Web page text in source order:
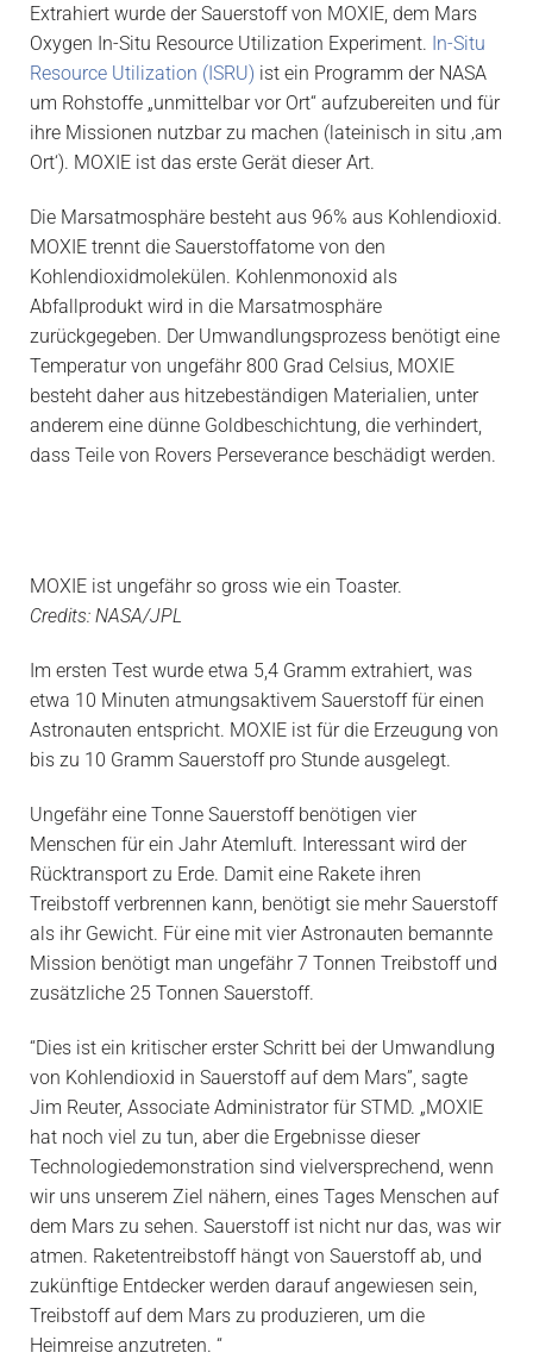
Extrahiert wurde der Sauerstoff von MOXIE, dem Mars
Oxygen In-Situ Resource Utilization Experiment. In-Situ
Resource Utilization (ISRU) ist ein Programm der NASA
um Rohstoffe „unmittelbar vor Ort“ aufzubereiten und für
ihre Missionen nutzbar zu machen (lateinisch in situ ‚am
Ort‘). MOXIE ist das erste Gerät dieser Art.
Die Marsatmosphäre besteht aus 96% aus Kohlendioxid.
MOXIE trennt die Sauerstoffatome von den
Kohlendioxidmolekülen. Kohlenmonoxid als
Abfallprodukt wird in die Marsatmosphäre
zurückgegeben. Der Umwandlungsprozess benötigt eine
Temperatur von ungefähr 800 Grad Celsius, MOXIE
besteht daher aus hitzebeständigen Materialien, unter
anderem eine dünne Goldbeschichtung, die verhindert,
dass Teile von Rovers Perseverance beschädigt werden.
MOXIE ist ungefähr so gross wie ein Toaster.
Credits: NASA/JPL
Im ersten Test wurde etwa 5,4 Gramm extrahiert, was
etwa 10 Minuten atmungsaktivem Sauerstoff für einen
Astronauten entspricht. MOXIE ist für die Erzeugung von
bis zu 10 Gramm Sauerstoff pro Stunde ausgelegt.
Ungefähr eine Tonne Sauerstoff benötigen vier
Menschen für ein Jahr Atemluft. Interessant wird der
Rücktransport zu Erde. Damit eine Rakete ihren
Treibstoff verbrennen kann, benötigt sie mehr Sauerstoff
als ihr Gewicht. Für eine mit vier Astronauten bemannte
Mission benötigt man ungefähr 7 Tonnen Treibstoff und
zusätzliche 25 Tonnen Sauerstoff.
“Dies ist ein kritischer erster Schritt bei der Umwandlung
von Kohlendioxid in Sauerstoff auf dem Mars”, sagte
Jim Reuter, Associate Administrator für STMD. „MOXIE
hat noch viel zu tun, aber die Ergebnisse dieser
Technologiedemonstration sind vielversprechend, wenn
wir uns unserem Ziel nähern, eines Tages Menschen auf
dem Mars zu sehen. Sauerstoff ist nicht nur das, was wir
atmen. Raketentreibstoff hängt von Sauerstoff ab, und
zukünftige Entdecker werden darauf angewiesen sein,
Treibstoff auf dem Mars zu produzieren, um die
Heimreise anzutreten. “